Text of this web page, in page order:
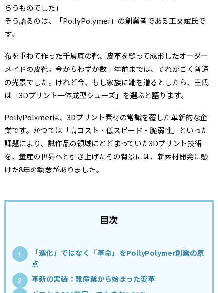
らうものでした」
そう語るのは、「PollyPolymer」の創業者である王文斌氏で
す。
布を重ねて作った千層底の靴、皮革を縫って成形したオーダー
メイドの皮靴。今からわずか数十年前までは、それがごく普通
の光景でした。けれど今、もし家族に靴を贈るとしたら、王氏
は「3Dプリント一体成型シューズ」を選ぶと語ります。
PollyPolymerは、3Dプリント素材の常識を覆した革新的な企
業です。かつては「高コスト・低スピード・脆弱性」といった
課題により、試作品の領域にとどまっていた3Dプリント技術
を、量産の世界へと引き上げたその背景には、新素材開発に懸
けた8年の執念がありました。
目次
「進化」ではなく「革命」を――PollyPolymer創業の原
点
革新の実装：靴産業から始まった変革